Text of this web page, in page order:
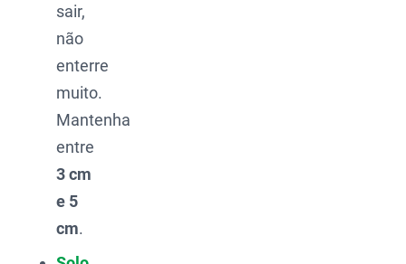
sair,
não
enterre
muito.
Mantenha
entre
3 cm
e 5
cm.